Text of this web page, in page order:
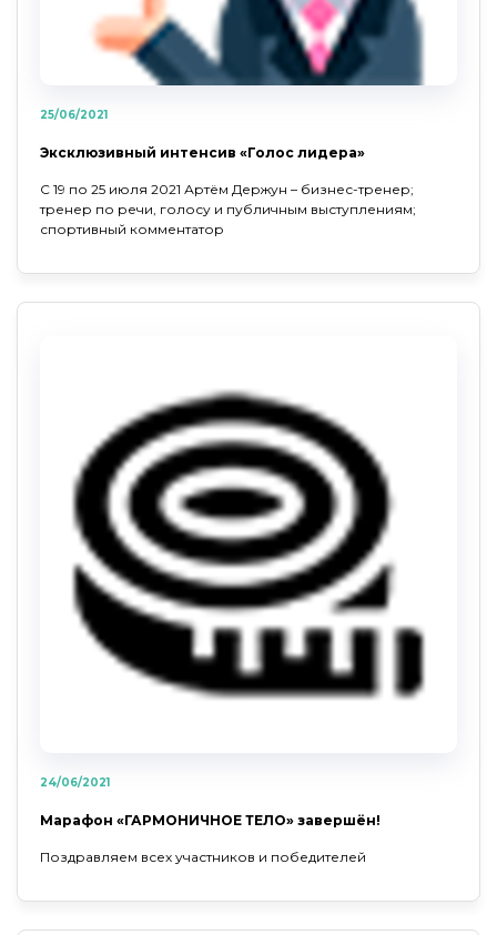
25/06/2021
Эксклюзивный интенсив «Голос лидера»
С 19 по 25 июля 2021 Артём Держун – бизнес-тренер;
тренер по речи, голосу и публичным выступлениям;
спортивный комментатор
24/06/2021
Марафон «ГАРМОНИЧНОЕ ТЕЛО» завершён!
Поздравляем всех участников и победителей